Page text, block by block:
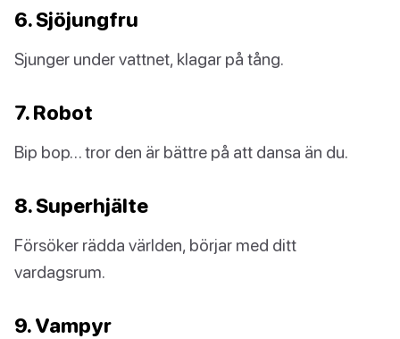
6. Sjöjungfru
Sjunger under vattnet, klagar på tång.
7. Robot
Bip bop… tror den är bättre på att dansa än du.
8. Superhjälte
Försöker rädda världen, börjar med ditt
vardagsrum.
9. Vampyr